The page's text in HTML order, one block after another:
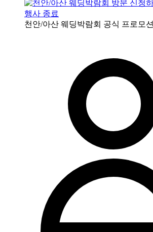
행사 종료
천안/아산 웨딩박람회 공식 프로모션